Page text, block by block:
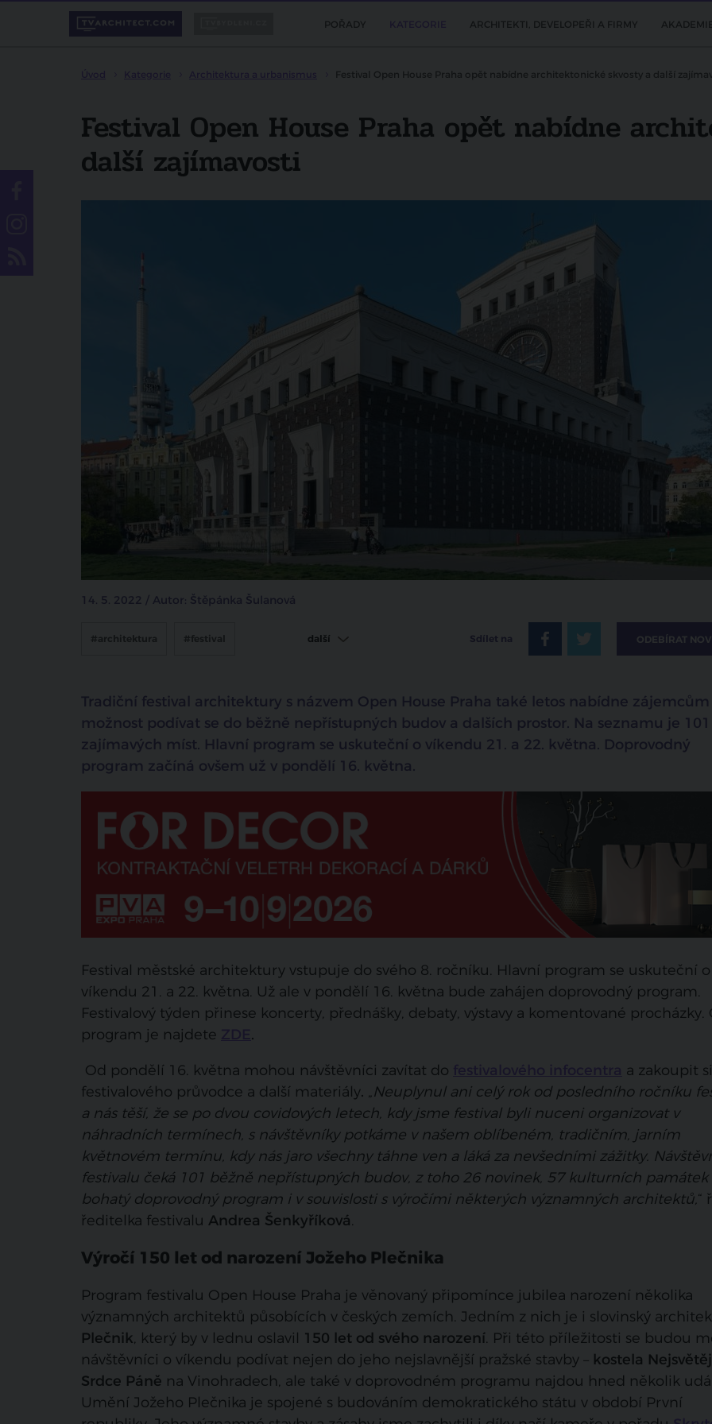
POŘADY ARCHITEKTI, DEVELOPEŘI A FIRMY
Festival Open House Praha opět nabídne architektonické skvosty a další
Festival Open House Praha opět nabídne
další zajímavosti
14. 5. 2022 / Autor: Štěpánka Šulanová
#architektura #festival další Sdílet na ODEBÍRAT
Tradiční festival architektury s názvem Open House Praha také letos nabídne zájemcům
možnost podívat se do běžně nepřístupných budov a dalších prostor. Na seznamu je 101
zajímavých míst. Hlavní program se uskuteční o víkendu 21. a 22. května. Doprovodný
program začíná ovšem už v pondělí 16. května.
Festival městské architektury vstupuje do svého 8. ročníku. Hlavní program se uskuteční o
víkendu 21. a 22. května. Už ale v pondělí 16. května bude zahájen doprovodný program.
Festivalový týden přinese koncerty, přednášky, debaty, výstavy a komentované procházky.
program je najdete
.
Od pondělí 16. května mohou návštěvníci zavítat do
a zakoupit si
festivalového průvodce a další materiály. „Neuplynul ani celý rok od posledního ročníku
a nás těší, že se po dvou covidových letech, kdy jsme festival byli nuceni organizovat v
náhradních termínech, s návštěvníky potkáme v našem oblíbeném, tradičním, jarním
květnovém termínu, kdy nás jaro všechny táhne ven a láká za nevšedními zážitky.
festivalu čeká 101 běžně nepřístupných budov, z toho 26 novinek, 57 kulturních památek
bohatý doprovodný program i v souvislosti s výročími některých významných architektů,“
ředitelka festivalu Andrea Šenkyříková.
Výročí 150 let od narození Jožeho Plečnika
Program festivalu Open House Praha je věnovaný připomínce jubilea narození několika
významných architektů působících v českých zemích. Jedním z nich je i slovinský
Plečnik, který by v lednu oslavil 150 let od svého narození. Při této příležitosti se budou
návštěvníci o víkendu podívat nejen do jeho nejslavnější pražské stavby – kostela
Srdce Páně na Vinohradech, ale také v doprovodném programu najdou hned několik
Umění Jožeho Plečnika je spojené s budováním demokratického státu v období První